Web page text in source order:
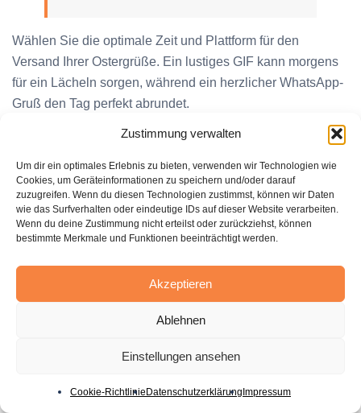
Zustimmung verwalten
Um dir ein optimales Erlebnis zu bieten, verwenden wir Technologien wie
Cookies, um Geräteinformationen zu speichern und/oder darauf
zuzugreifen. Wenn du diesen Technologien zustimmst, können wir Daten
wie das Surfverhalten oder eindeutige IDs auf dieser Website verarbeiten.
Wenn du deine Zustimmung nicht erteilst oder zurückziehst, können
bestimmte Merkmale und Funktionen beeinträchtigt werden.
Akzeptieren
Ablehnen
Einstellungen ansehen
Cookie-Richtlinie Datenschutzerklärung Impressum
Wählen Sie die optimale Zeit und Plattform für den
Versand Ihrer Ostergrüße. Ein lustiges GIF kann morgens
für ein Lächeln sorgen, während ein herzlicher WhatsApp-
Gruß den Tag perfekt abrundet.
Leonardo AI Generiert Bilder basierend auf